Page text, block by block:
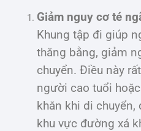
Giảm nguy cơ té
Khung tập đi giúp
thăng bằng, giảm
chuyển. Điều này
người cao tuổi
khăn khi di
khu vực đường xá